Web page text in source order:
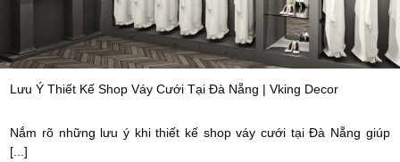
Lưu Ý Thiết Kế Shop Váy Cưới Tại Đà Nẵng | Vking Decor
Nắm rõ những lưu ý khi thiết kế shop váy cưới tại Đà Nẵng giúp
[...]